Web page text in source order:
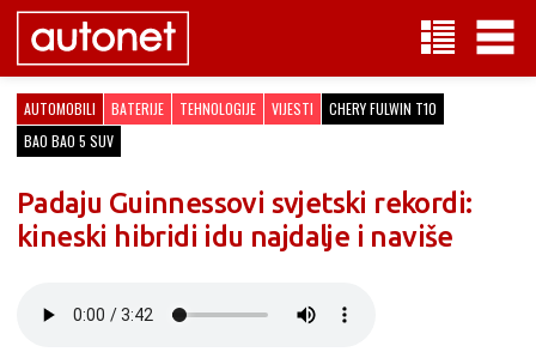
AUTOMOBILI BATERIJE TEHNOLOGIJE VIJESTI
CHERY FULWIN T10
BAO BAO 5 SUV
Padaju Guinnessovi svjetski rekordi:
kineski hibridi idu najdalje i naviše